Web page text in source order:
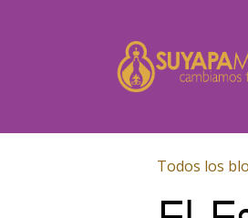
Todos los